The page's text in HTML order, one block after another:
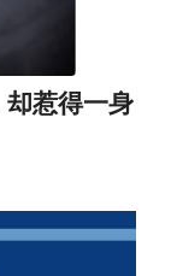
却惹得一身